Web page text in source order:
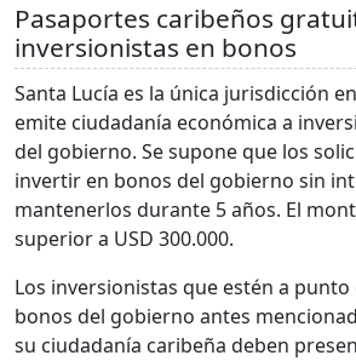
Pasaportes caribeños
inversionistas en bonos
Santa Lucía es la única jurisdicción
emite ciudadanía económica a
del gobierno. Se supone que los
invertir en bonos del gobierno sin
mantenerlos durante 5 años. El
superior a USD 300.000.
Los inversionistas que estén a
bonos del gobierno antes
su ciudadanía caribeña deben